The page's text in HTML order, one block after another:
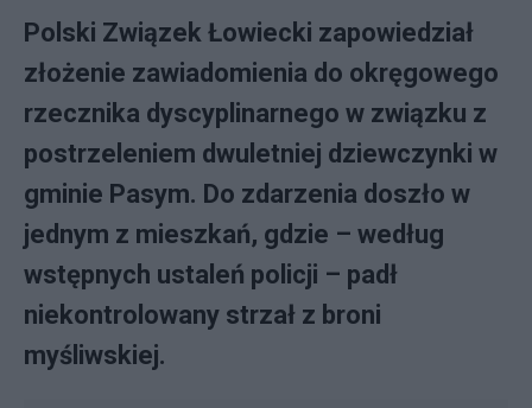
Polski Związek Łowiecki zapowiedział
złożenie zawiadomienia do okręgowego
rzecznika dyscyplinarnego w związku z
postrzeleniem dwuletniej dziewczynki w
gminie Pasym. Do zdarzenia doszło w
jednym z mieszkań, gdzie – według
wstępnych ustaleń policji – padł
niekontrolowany strzał z broni
myśliwskiej.